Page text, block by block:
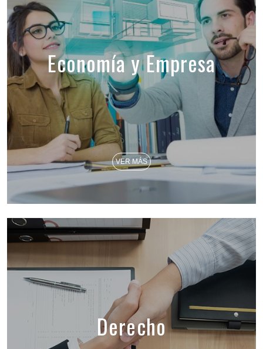
Economía y Empresa
VER MÁS
Derecho